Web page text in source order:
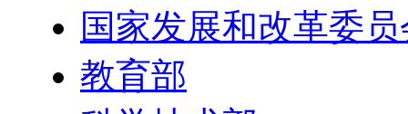
国家发展和改革委
教育部